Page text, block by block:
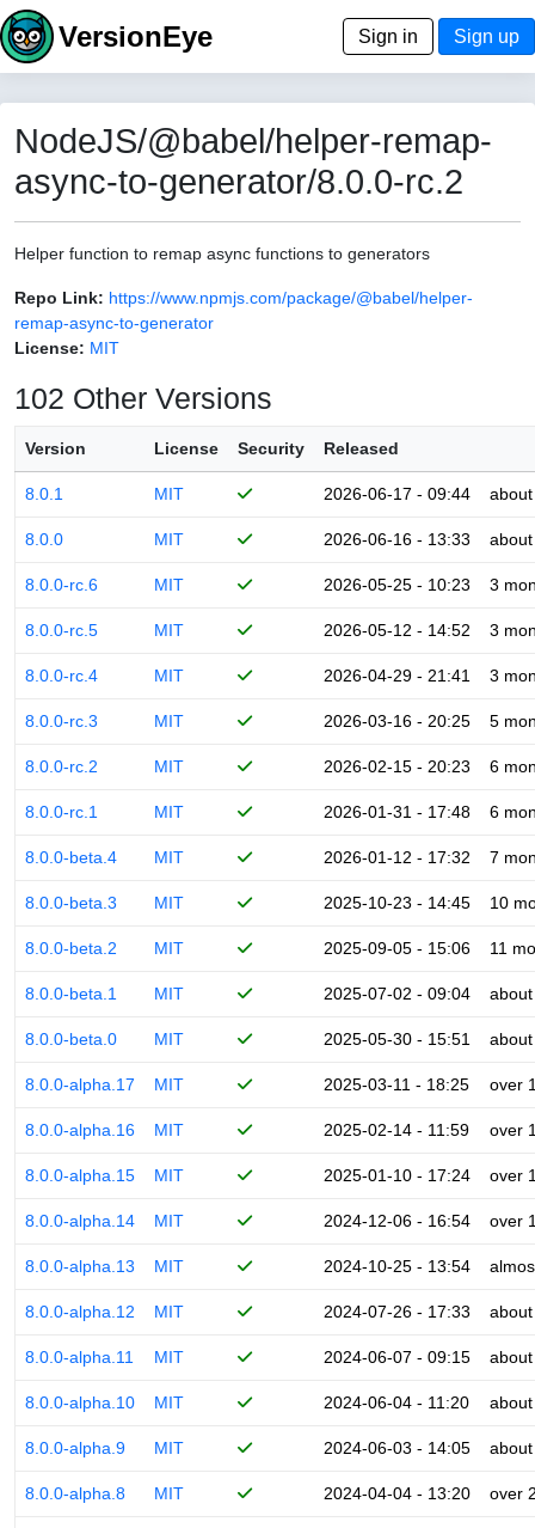
VersionEye Sign in Sign up
NodeJS/@babel/helper-remap-
async-to-generator/8.0.0-rc.2
Helper function to remap async functions to generators
Repo Link: https://www.npmjs.com/package/@babel/helper-
remap-async-to-generator
License: MIT
102 Other Versions
Version License Security Released
8.0.1 MIT 2026-06-17 - 09:44
8.0.0 MIT 2026-06-16 - 13:33
8.0.0-rc.6 MIT 2026-05-25 - 10:23 3
8.0.0-rc.5 MIT 2026-05-12 - 14:52 3
8.0.0-rc.4 MIT 2026-04-29 - 21:41 3
8.0.0-rc.3 MIT 2026-03-16 - 20:25 5
8.0.0-rc.2 MIT 2026-02-15 - 20:23 6
8.0.0-rc.1 MIT 2026-01-31 - 17:48 6
8.0.0-beta.4 MIT 2026-01-12 - 17:32 7
8.0.0-beta.3 MIT 2025-10-23 - 14:45 10
8.0.0-beta.2 MIT 2025-09-05 - 15:06 11
8.0.0-beta.1 MIT 2025-07-02 - 09:04
8.0.0-beta.0 MIT 2025-05-30 - 15:51
8.0.0-alpha.17 MIT 2025-03-11 - 18:25 over
8.0.0-alpha.16 MIT 2025-02-14 - 11:59 over
8.0.0-alpha.15 MIT 2025-01-10 - 17:24 over
8.0.0-alpha.14 MIT 2024-12-06 - 16:54 over
8.0.0-alpha.13 MIT 2024-10-25 - 13:54
8.0.0-alpha.12 MIT 2024-07-26 - 17:33
8.0.0-alpha.11 MIT 2024-06-07 - 09:15
8.0.0-alpha.10 MIT 2024-06-04 - 11:20
8.0.0-alpha.9 MIT 2024-06-03 - 14:05
8.0.0-alpha.8 MIT 2024-04-04 - 13:20 over